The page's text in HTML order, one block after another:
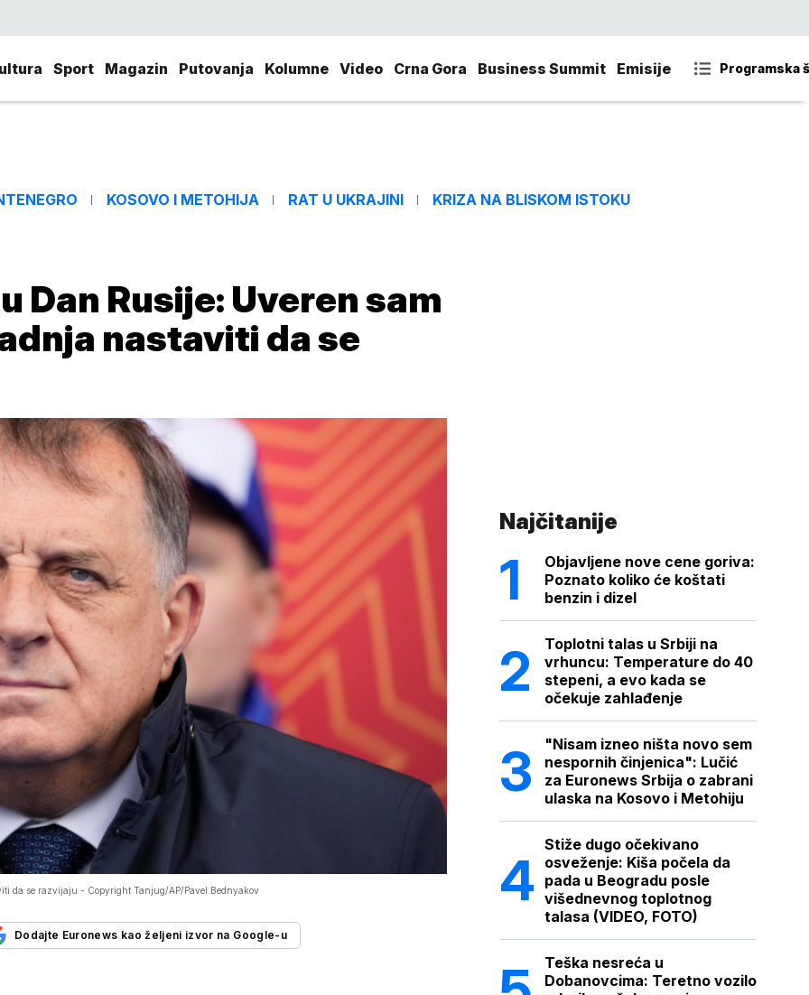
Sport Magazin Putovanja Kolumne Video Crna Gora Business Summit Emisije Programska
KOSOVO I METOHIJA RAT U UKRAJINI KRIZA NA BLISKOM ISTOKU
Dan Rusije: Uveren sam
nastaviti da se
da se razvijaju - Copyright Tanjug/AP/Pavel Bednyakov
Dodajte Euronews kao željeni izvor na Google-u
Najčitanije
Objavljene nove cene goriva:
Poznato koliko će koštati
benzin i dizel
Toplotni talas u Srbiji na
vrhuncu: Temperature do 40
stepeni, a evo kada se
očekuje zahlađenje
"Nisam izneo ništa novo sem
nespornih činjenica": Lučić
za Euronews Srbija o zabrani
ulaska na Kosovo i Metohiju
Stiže dugo očekivano
osveženje: Kiša počela da
pada u Beogradu posle
višednevnog toplotnog
talasa (VIDEO, FOTO)
Teška nesreća u
Dobanovcima: Teretno vozilo